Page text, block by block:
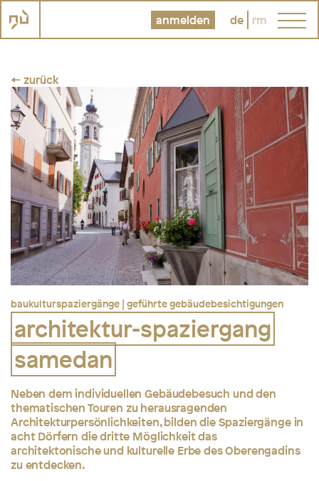
anmelden de rm
← zurück
baukulturspaziergänge | geführte gebäudebesichtigungen
architektur-spaziergang
samedan
Neben dem individuellen Gebäudebesuch und den
thematischen Touren zu herausragenden
Architekturpersönlichkeiten, bilden die Spaziergänge in
acht Dörfern die dritte Möglichkeit das
architektonische und kulturelle Erbe des Oberengadins
zu entdecken.